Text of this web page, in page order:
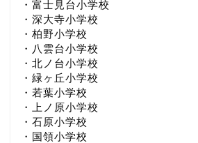
・富士見台小学校
・深大寺小学校
・柏野小学校
・八雲台小学校
・北ノ台小学校
・緑ヶ丘小学校
・若葉小学校
・上ノ原小学校
・石原小学校
・国領小学校